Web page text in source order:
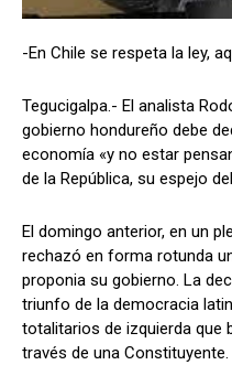
-En Chile se respeta la ley,
Tegucigalpa.- El analista
gobierno hondureño debe
economía «y no estar
de la República, su espejo
El domingo anterior, en un
rechazó en forma rotunda
proponia su gobierno. La
triunfo de la democracia
totalitarios de izquierda que
través de una Constituyente.